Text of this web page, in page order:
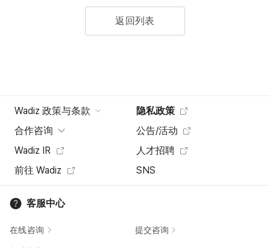
返回列表
Wadiz 政策与条款
隐私政策
合作咨询
公告/活动
Wadiz IR
人才招聘
前往 Wadiz
SNS
客服中心
在线咨询 提交咨询